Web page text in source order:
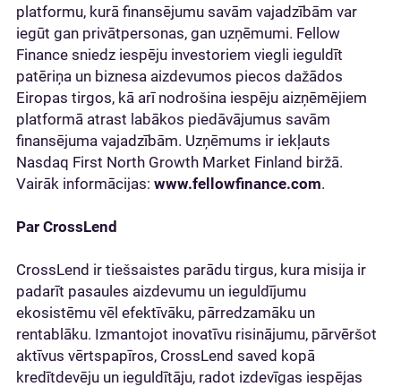
platformu, kurā finansējumu savām vajadzībām var
iegūt gan privātpersonas, gan uzņēmumi. Fellow
Finance sniedz iespēju investoriem viegli ieguldīt
patēriņa un biznesa aizdevumos piecos dažādos
Eiropas tirgos, kā arī nodrošina iespēju aizņēmējiem
platformā atrast labākos piedāvājumus savām
finansējuma vajadzībām. Uzņēmums ir iekļauts
Nasdaq First North Growth Market Finland biržā.
Vairāk informācijas: www.fellowfinance.com.
Par CrossLend
CrossLend ir tiešsaistes parādu tirgus, kura misija ir
padarīt pasaules aizdevumu un ieguldījumu
ekosistēmu vēl efektīvāku, pārredzamāku un
rentablāku. Izmantojot inovatīvu risinājumu, pārvēršot
aktīvus vērtspapīros, CrossLend saved kopā
kredītdevēju un ieguldītāju, radot izdevīgas iespējas